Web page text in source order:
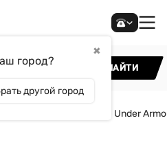
✖
город?
другой город
НАЙТИ
Кроссовки Under